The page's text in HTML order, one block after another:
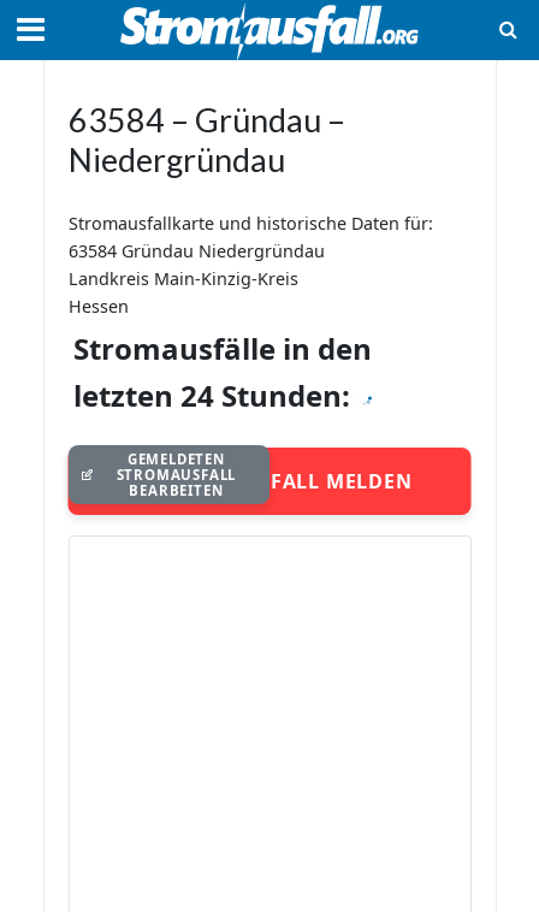
63584 – Gründau –
Niedergründau
Stromausfallkarte und historische Daten für:
63584 Gründau Niedergründau
Landkreis Main-Kinzig-Kreis
Hessen
Stromausfälle in den
letzten 24 Stunden:
STROMAUSFALL MELDEN
GEMELDETEN
STROMAUSFALL
BEARBEITEN